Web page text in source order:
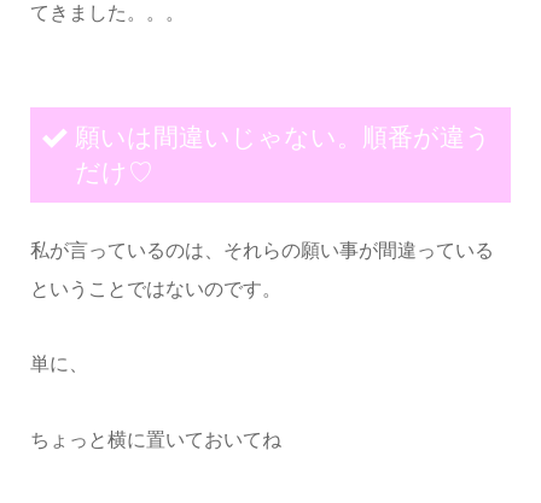
てきました。。。
願いは間違いじゃない。順番が違う
だけ♡
私が言っているのは、それらの願い事が間違っている
ということではないのです。
単に、
ちょっと横に置いておいてね